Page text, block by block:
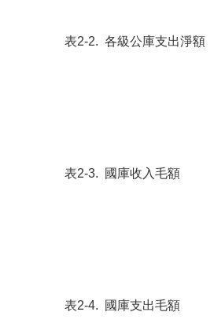
表2-2. 各級公庫支出淨額
表2-3. 國庫收入毛額
表2-4. 國庫支出毛額